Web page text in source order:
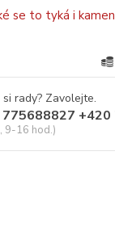
se to tyká i
rady? Zavolejte.
+420
9-16 hod.)